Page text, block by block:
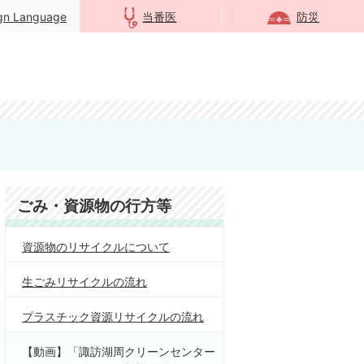
Language 当番医 防災
ごみ・資源物の行方等
資源物のリサイクルについて
生ごみリサイクルの流れ
プラスチック資源リサイクルの流れ
【動画】「諏訪湖周クリーンセンター